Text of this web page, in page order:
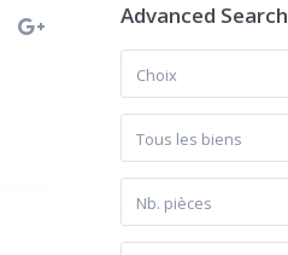
Advanced Search
Choix
Tous les biens
Nb. pièces